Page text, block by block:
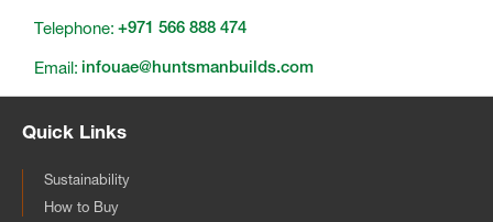
Telephone: +971 566 888 474
Email: infouae@huntsmanbuilds.com
Quick Links
Sustainability
How to Buy